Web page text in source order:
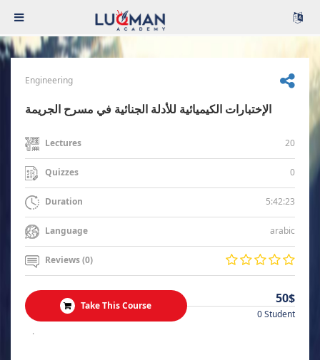
Engineering
الإختبارات الكيميائية للأدلة الجنائية في مسرح الجريمة
Lectures 20
Quizzes 0
Duration 5:42:23
Language arabic
Reviews (0)
Take This Course 50$
0 Student
.